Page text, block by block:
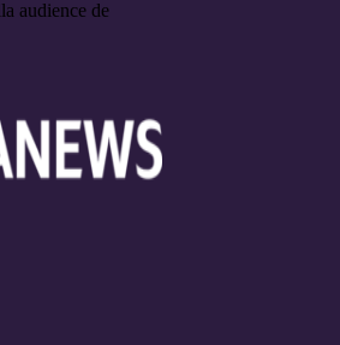
audience de